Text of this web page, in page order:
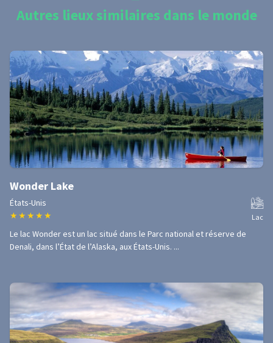
Autres lieux similaires dans le monde
Wonder Lake
États-Unis
★ ★ ★ ★ ★ Lac
Le lac Wonder est un lac situé dans le Parc national et réserve de
Denali, dans l’État de l’Alaska, aux États-Unis. ...